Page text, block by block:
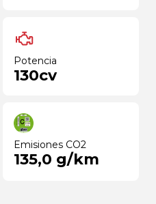
Potencia
130cv
Emisiones CO2
135,0 g/km